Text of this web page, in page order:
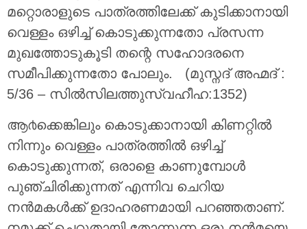
മറ്റൊരാളുടെ പാത്രത്തിലേക്ക് കുടിക്കാനായി
വെള്ളം ഒഴിച്ച് കൊടുക്കുന്നതോ പ്രസന്ന
മുഖത്തോടുകൂടി തന്റെ സഹോദരനെ
സമീപിക്കുന്നതോ പോലും. (മുസ്നദ് അഹ്മദ് :
5/36 – സില്‍സിലത്തുസ്വഹീഹ:1352)
ആ൪ക്കെങ്കിലും കൊടുക്കാനായി കിണറ്റില്‍
നിന്നും വെള്ളം പാത്രത്തില്‍ ഒഴിച്ച്
കൊടുക്കുന്നത്, ഒരാളെ കാണുമ്പോള്‍
പുഞ്ചിരിക്കുന്നത് എന്നിവ ചെറിയ
നന്‍മകള്‍ക്ക് ഉദാഹരണമായി പറഞ്ഞതാണ്.